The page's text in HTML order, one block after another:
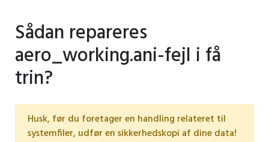
Sådan repareres
aero_working.ani-fejl i få
trin?
Husk, før du foretager en handling relateret til
systemfiler, udfør en sikkerhedskopi af dine data!